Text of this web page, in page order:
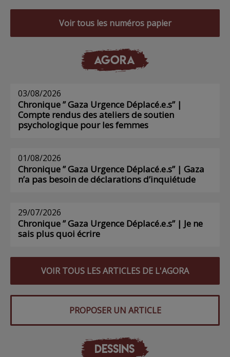
Voir tous les numéros papier
AGORA
03/08/2026
Chronique ” Gaza Urgence Déplacé.e.s” |
Compte rendus des ateliers de soutien
psychologique pour les femmes
01/08/2026
Chronique ” Gaza Urgence Déplacé.e.s” | Gaza
n’a pas besoin de déclarations d’inquiétude
29/07/2026
Chronique ” Gaza Urgence Déplacé.e.s” | Je ne
sais plus quoi écrire
VOIR TOUS LES ARTICLES DE L'AGORA
PROPOSER UN ARTICLE
DESSINS